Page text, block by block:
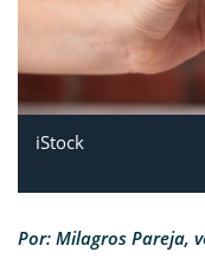
iStock
Por: Milagros Pareja,